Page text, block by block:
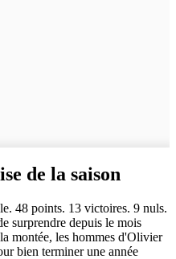
de la saison
48 points. 13 victoires. 9 nuls.
surprendre depuis le mois
montée, les hommes d'Olivier
bien terminer une année